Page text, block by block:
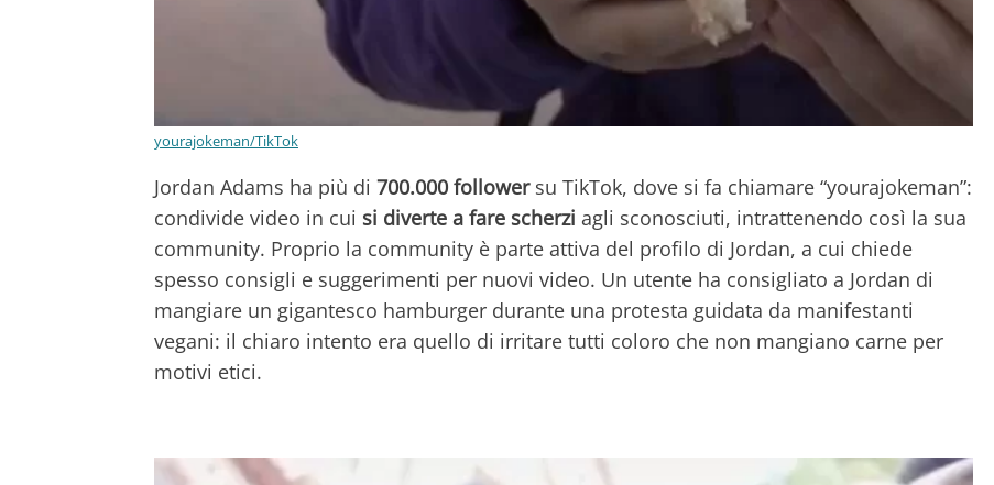
yourajokeman/TikTok
Jordan Adams ha più di 700.000 followersu TikTok, dove si fa chiamare “yourajokeman”:
condivide video in cui si diverte a fare scherzi agli sconosciuti, intrattenendo così la sua
community. Proprio la community è parte attiva del profilo di Jordan, a cui chiede
spesso consigli e suggerimenti per nuovi video. Un utente ha consigliato a Jordan di
mangiare un gigantesco hamburger durante una protesta guidata da manifestanti
vegani: il chiaro intento era quello di irritare tutti coloro che non mangiano carne per
motivi etici.